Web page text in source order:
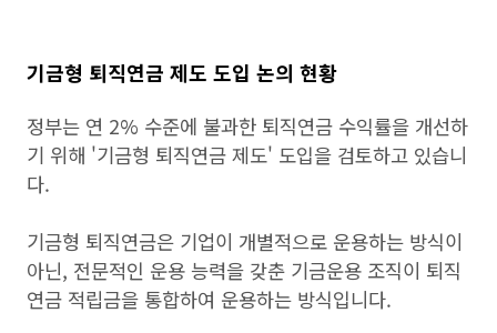
기금형 퇴직연금 제도 도입 논의 현황
정부는 연 2% 수준에 불과한 퇴직연금 수익률을 개선하
기 위해 '기금형 퇴직연금 제도' 도입을 검토하고 있습니
다.
기금형 퇴직연금은 기업이 개별적으로 운용하는 방식이
아닌, 전문적인 운용 능력을 갖춘 기금운용 조직이 퇴직
연금 적립금을 통합하여 운용하는 방식입니다.